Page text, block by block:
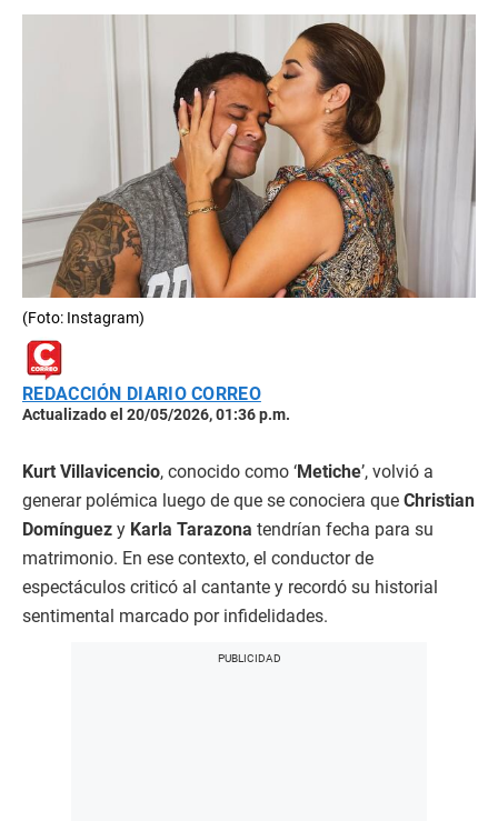
(Foto: Instagram)
REDACCIÓN DIARIO CORREO
Actualizado el 20/05/2026, 01:36 p.m.
Kurt Villavicencio, conocido como ‘Metiche’, volvió a
generar polémica luego de que se conociera que Christian
Domínguez y Karla Tarazona tendrían fecha para su
matrimonio. En ese contexto, el conductor de
espectáculos criticó al cantante y recordó su historial
sentimental marcado por infidelidades.